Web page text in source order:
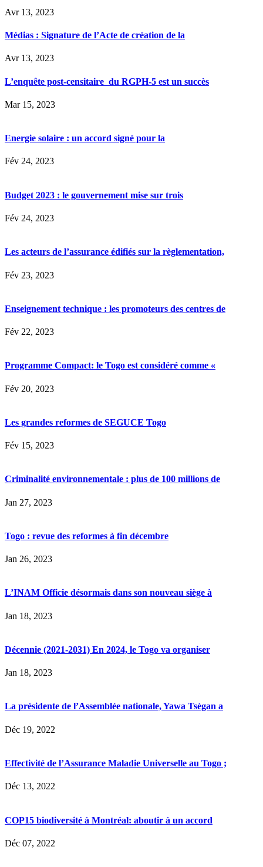
Avr 13, 2023
Médias : Signature de l’Acte de création de la
Avr 13, 2023
L’enquête post-censitaire du RGPH-5 est un succès
Mar 15, 2023
Energie solaire : un accord signé pour la
Fév 24, 2023
Budget 2023 : le gouvernement mise sur trois
Fév 24, 2023
Les acteurs de l’assurance édifiés sur la règlementation,
Fév 23, 2023
Enseignement technique : les promoteurs des centres de
Fév 22, 2023
Programme Compact: le Togo est considéré comme «
Fév 20, 2023
Les grandes reformes de SEGUCE Togo
Fév 15, 2023
Criminalité environnementale : plus de 100 millions de
Jan 27, 2023
Togo : revue des reformes à fin décembre
Jan 26, 2023
L’INAM Officie désormais dans son nouveau siège à
Jan 18, 2023
Décennie (2021-2031) En 2024, le Togo va organiser
Jan 18, 2023
La présidente de l’Assemblée nationale, Yawa Tsègan a
Déc 19, 2022
Effectivité de l’Assurance Maladie Universelle au Togo ;
Déc 13, 2022
COP15 biodiversité à Montréal: aboutir à un accord
Déc 07, 2022